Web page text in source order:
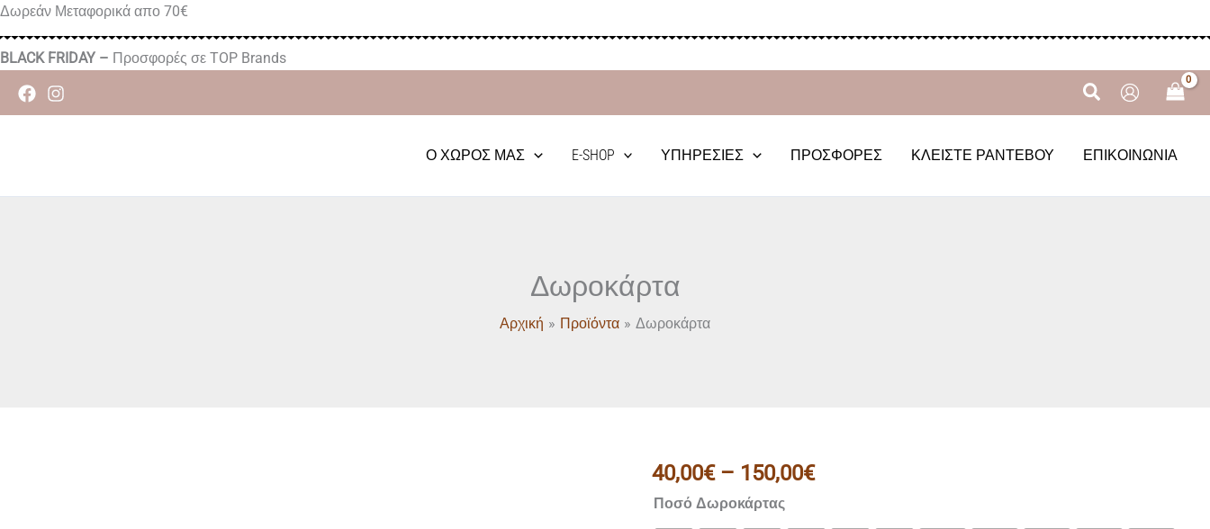
Μετάβαση
στο
περιεχόμενο
Δωρεάν Μεταφορικά απο 70€
BLACK FRIDAY – Προσφορές σε TOP Brands
Αναζήτηση
Ο ΧΏΡΟΣ ΜΑΣ E-SHOP ΥΠΗΡΕΣΊΕΣ ΠΡΟΣΦΟΡΈΣ ΚΛΕΊΣΤΕ ΡΑΝΤΕΒΟΎ ΕΠΙΚΟΙΝΩΝΊΑ
Δωροκάρτα
Αρχική Προϊόντα Δωροκάρτα
40,00€ – 150,00€Price
Ποσό Δωροκάρτας
Δωροκάρτα
ποσότητα